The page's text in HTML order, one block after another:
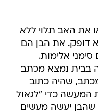
את האב תלוי ללא
דופק. את הבן הם
אלימות.
בבית נמצא מכתב
שהיה כתוב
המעשה כדי "לגאול
שהבן יעשה מעשים